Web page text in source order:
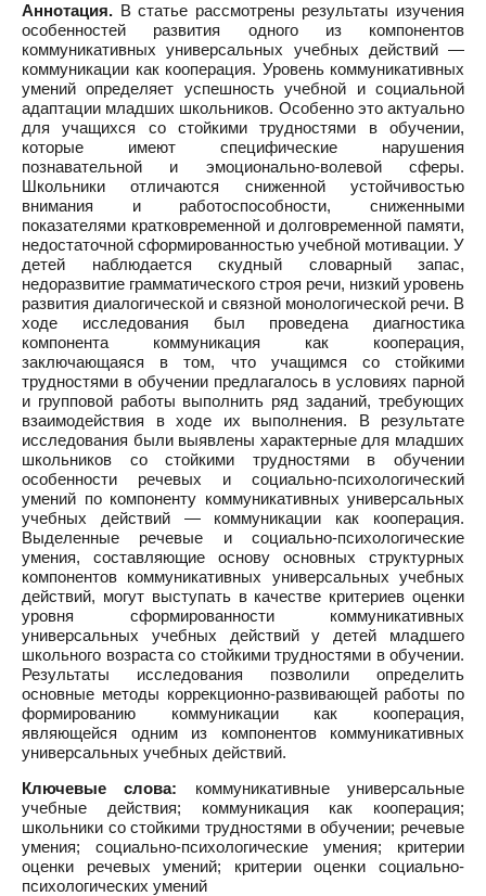
Аннотация. В статье рассмотрены результаты изучения
особенностей развития одного из компонентов
коммуникативных универсальных учебных действий —
коммуникации как кооперация. Уровень коммуникативных
умений определяет успешность учебной и социальной
адаптации младших школьников. Особенно это актуально
для учащихся со стойкими трудностями в обучении,
которые имеют специфические нарушения
познавательной и эмоционально-волевой сферы.
Школьники отличаются сниженной устойчивостью
внимания и работоспособности, сниженными
показателями кратковременной и долговременной памяти,
недостаточной сформированностью учебной мотивации. У
детей наблюдается скудный словарный запас,
недоразвитие грамматического строя речи, низкий уровень
развития диалогической и связной монологической речи. В
ходе исследования был проведена диагностика
компонента коммуникация как кооперация,
заключающаяся в том, что учащимся со стойкими
трудностями в обучении предлагалось в условиях парной
и групповой работы выполнить ряд заданий, требующих
взаимодействия в ходе их выполнения. В результате
исследования были выявлены характерные для младших
школьников со стойкими трудностями в обучении
особенности речевых и социально-психологический
умений по компоненту коммуникативных универсальных
учебных действий — коммуникации как кооперация.
Выделенные речевые и социально-психологические
умения, составляющие основу основных структурных
компонентов коммуникативных универсальных учебных
действий, могут выступать в качестве критериев оценки
уровня сформированности коммуникативных
универсальных учебных действий у детей младшего
школьного возраста со стойкими трудностями в обучении.
Результаты исследования позволили определить
основные методы коррекционно-развивающей работы по
формированию коммуникации как кооперация,
являющейся одним из компонентов коммуникативных
универсальных учебных действий.
Ключевые слова: коммуникативные универсальные
учебные действия; коммуникация как кооперация;
школьники со стойкими трудностями в обучении; речевые
умения; социально-психологические умения; критерии
оценки речевых умений; критерии оценки социально-
психологических умений